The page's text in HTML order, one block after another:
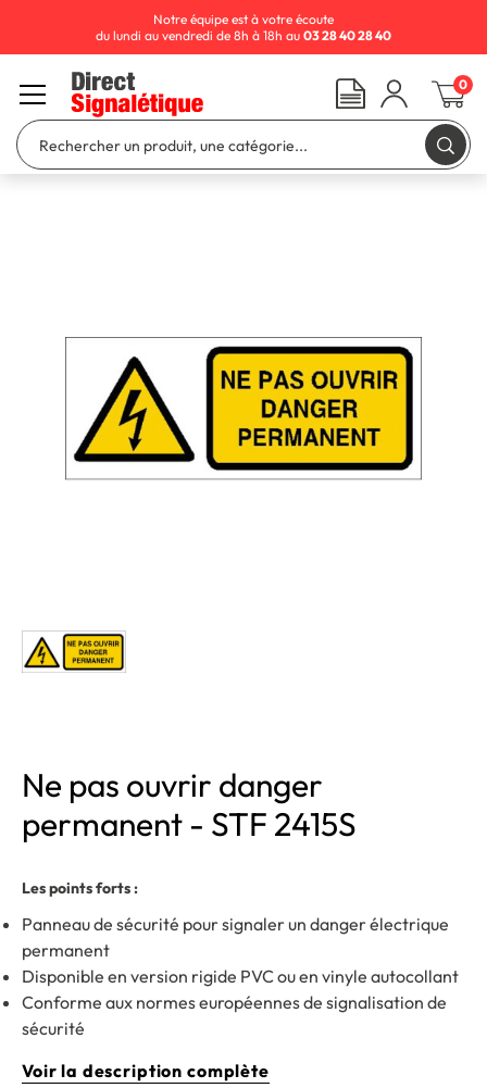
Ne pas ouvrir danger
permanent - STF 2415S
Les points forts :
Panneau de sécurité pour signaler un danger électrique
permanent
Disponible en version rigide PVC ou en vinyle autocollant
Conforme aux normes européennes de signalisation de
sécurité
Voir la description complète
Notre équipe est à votre écoute
du lundi au vendredi de 8h à 18h au 03 28 40 28 40
0